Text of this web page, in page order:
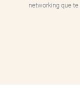
networking que